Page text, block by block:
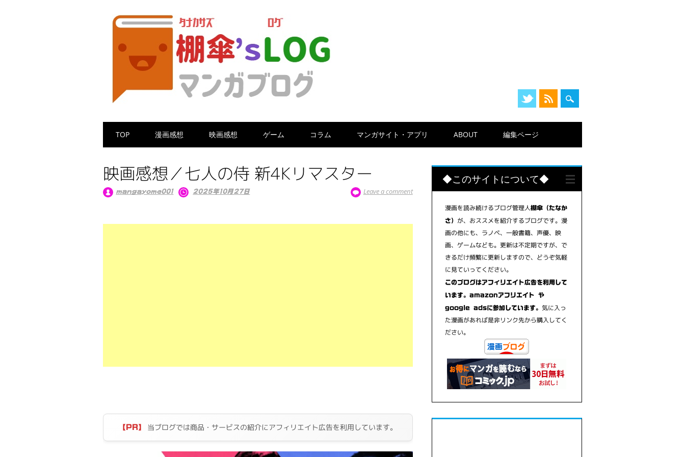
Main menu
TOP 漫画感想 映画感想 ゲーム コラム マンガサイト・アプリ ABOUT 編集ページ
映画感想／七人の侍 新4Kリマスター
mangayome001 2025年10月27日 Leave a comment
【PR】 当ブログでは商品・サービスの紹介にアフィリエイト広告を利用しています。
◆このサイトについて◆
漫画を読み続けるブログ管理人棚傘（たなか
さ） が、おススメを紹介するブログです。漫
画の他にも、ラノベ、一般書籍、声優、映
画、ゲームなども。更新は不定期ですが、で
きるだけ頻繁に更新しますので、どうぞ気軽
に見ていってください。
このブログはアフィリエイト広告を利用して
います。amazonアフリエイト や
google adsに参加しています。気に入っ
た漫画があれば是非リンク先から購入してく
ださい。